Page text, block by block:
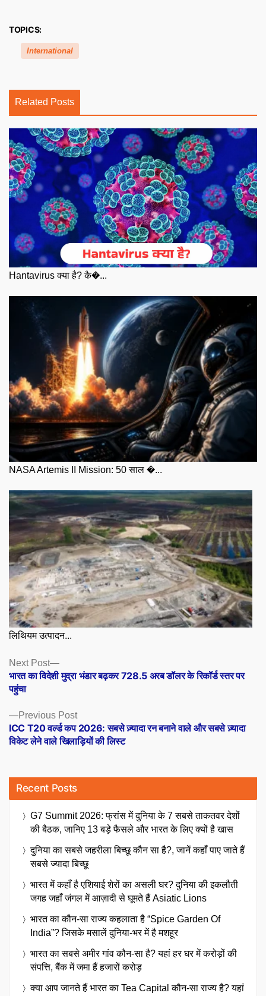
TOPICS:
International
Related Posts
Hantavirus क्या है? कै�...
NASA Artemis II Mission: 50 साल �...
लिथियम उत्पादन...
Posts
navigation
Previous PostPrevious
post:
ICC T20 वर्ल्ड कप 2026: सबसे ज़्यादा रन बनाने वाले और सबसे ज़्यादा
विकेट लेने वाले खिलाड़ियों की लिस्ट
Next Post
Next
post:
भारत का विदेशी मुद्रा भंडार बढ़कर 728.5 अरब डॉलर के रिकॉर्ड स्तर पर
पहुंचा
Recent Posts
G7 Summit 2026: फ्रांस में दुनिया के 7 सबसे ताकतवर देशों
की बैठक, जानिए 13 बड़े फैसले और भारत के लिए क्यों है खास
दुनिया का सबसे जहरीला बिच्छू कौन सा है?, जानें कहाँ पाए जाते हैं
सबसे ज्यादा बिच्छू
भारत में कहाँ है एशियाई शेरों का असली घर? दुनिया की इकलौती
जगह जहाँ जंगल में आज़ादी से घूमते हैं Asiatic Lions
भारत का कौन-सा राज्य कहलाता है “Spice Garden Of
India”? जिसके मसालें दुनिया-भर में है मशहूर
भारत का सबसे अमीर गांव कौन-सा है? यहां हर घर में करोड़ों की
संपत्ति, बैंक में जमा हैं हजारों करोड़
क्या आप जानते हैं भारत का Tea Capital कौन-सा राज्य है? यहां